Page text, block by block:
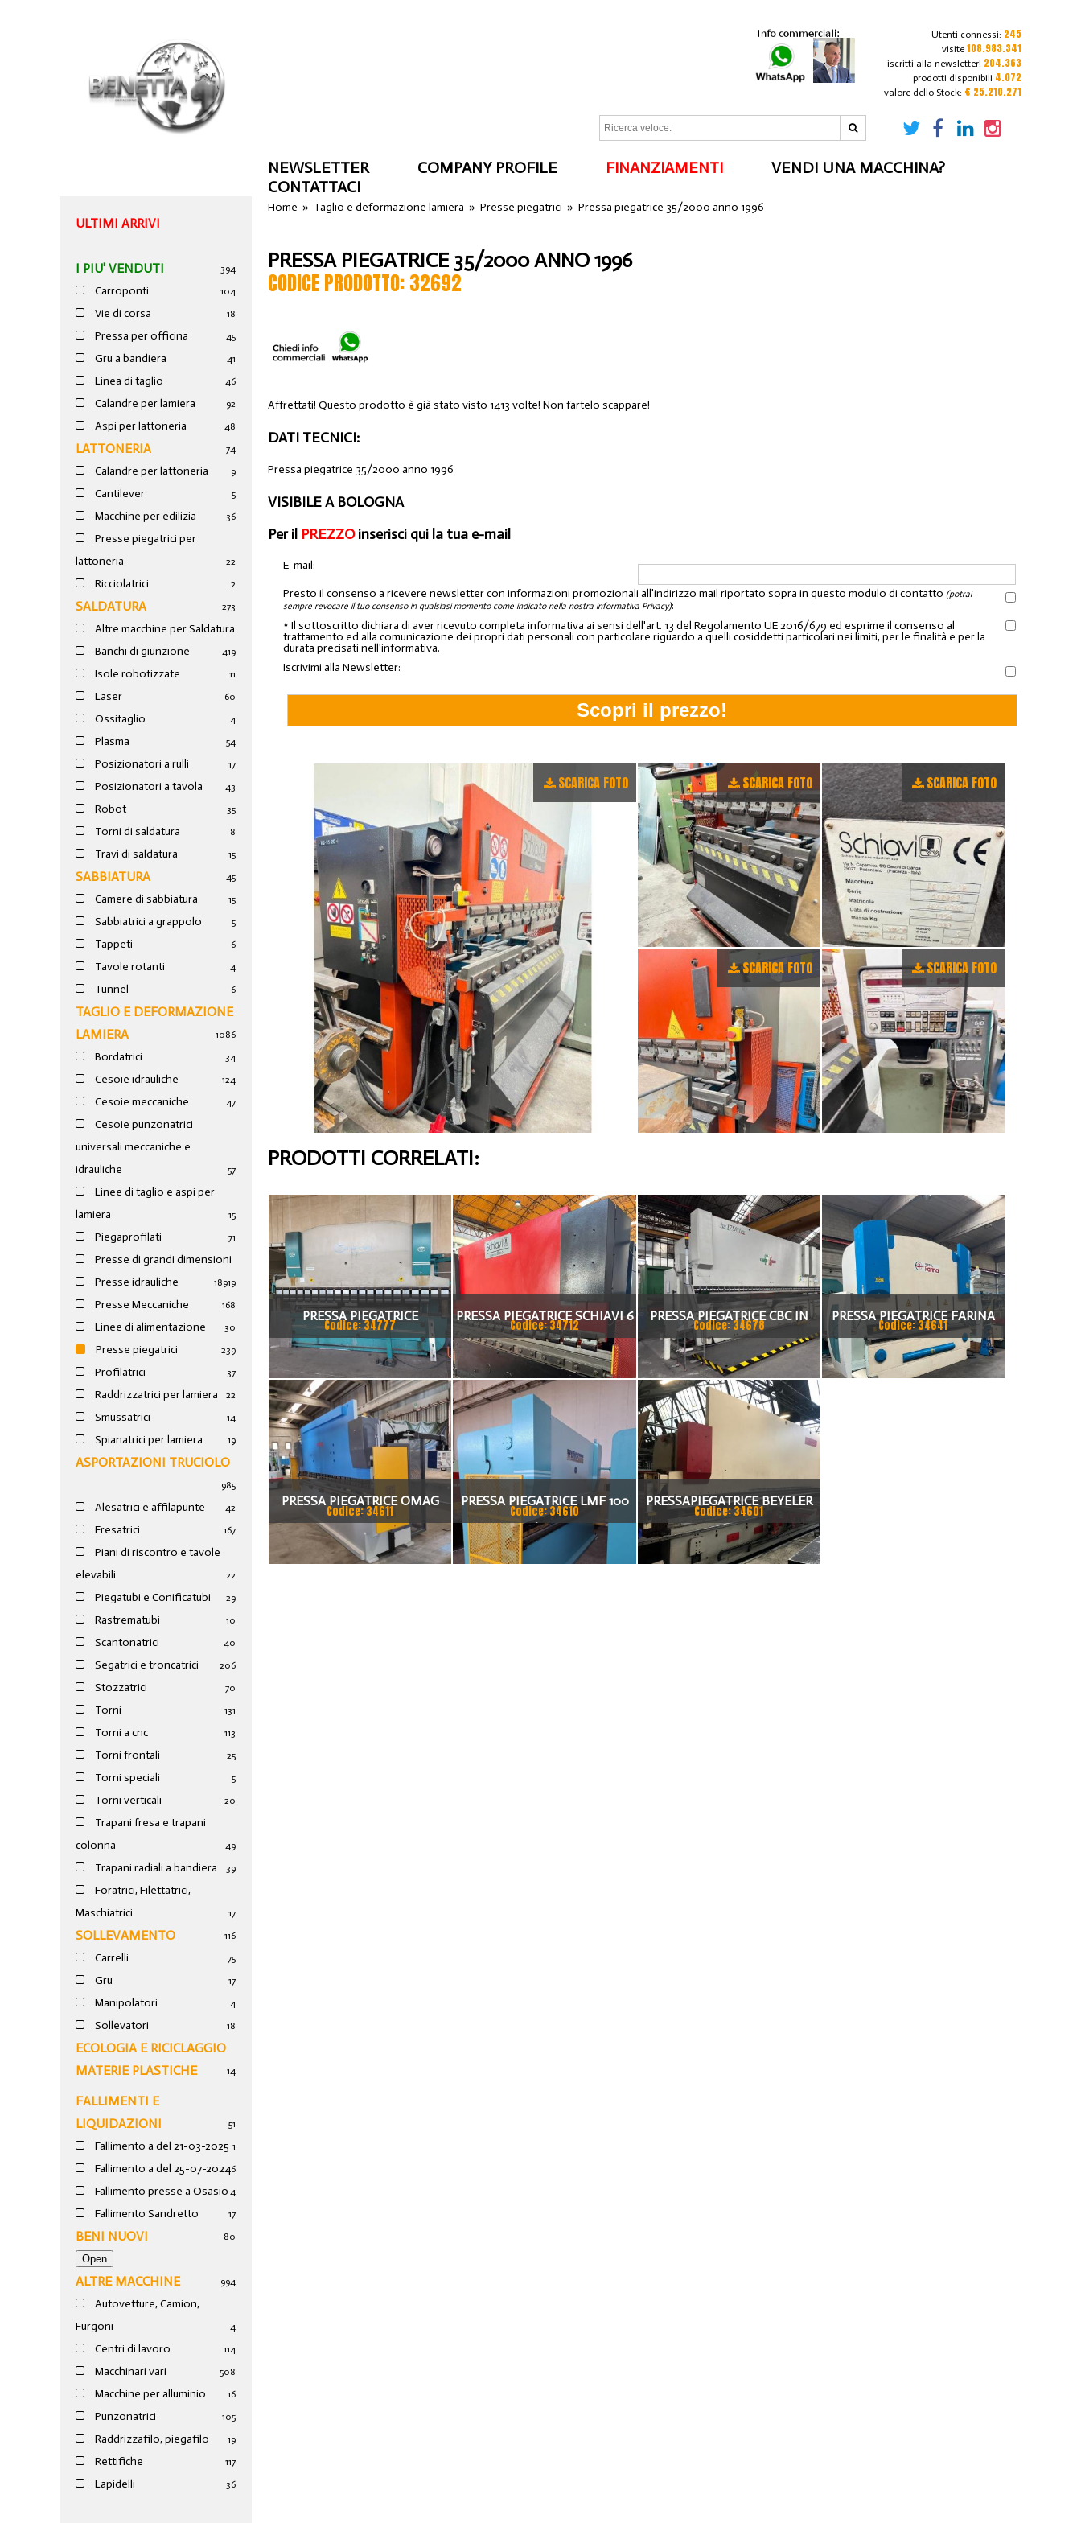
Utenti connessi: 245
visite 108.983.341
iscritti alla newsletter! 204.363
prodotti disponibili 4.072
valore dello Stock: € 25.210.271
NEWSLETTER COMPANY PROFILE FINANZIAMENTI
VENDI UNA MACCHINA?
CONTATTACI
ULTIMI ARRIVI
I PIU' VENDUTI 394
Carroponti 104
Vie di corsa 18
Pressa per officina 45
Gru a bandiera 41
Linea di taglio 46
Calandre per lamiera 92
Aspi per lattoneria 48
LATTONERIA 74
Calandre per lattoneria 9
Cantilever 5
Macchine per edilizia 36
Presse piegatrici per
lattoneria
22
Ricciolatrici 2
SALDATURA 273
Altre macchine per Saldatura
19
Banchi di giunzione 4
Isole robotizzate 11
Laser 60
Ossitaglio 4
Plasma 54
Posizionatori a rulli 17
Posizionatori a tavola 43
Robot 35
Torni di saldatura 8
Travi di saldatura 15
SABBIATURA 45
Camere di sabbiatura 15
Sabbiatrici a grappolo 5
Tappeti 6
Tavole rotanti 4
Tunnel 6
TAGLIO E DEFORMAZIONE
LAMIERA
1086
Bordatrici 34
Cesoie idrauliche 124
Cesoie meccaniche 47
Cesoie punzonatrici
universali meccaniche e
idrauliche
57
Linee di taglio e aspi per
lamiera
15
Piegaprofilati 71
Presse di grandi dimensioni
19
Presse idrauliche 189
Presse Meccaniche 168
Linee di alimentazione 30
Presse piegatrici 239
Profilatrici 37
Raddrizzatrici per lamiera 22
Smussatrici 14
Spianatrici per lamiera 19
ASPORTAZIONI TRUCIOLO
985
Alesatrici e affilapunte 42
Fresatrici 167
Piani di riscontro e tavole
elevabili
22
Piegatubi e Conificatubi 29
Rastrematubi 10
Scantonatrici 40
Segatrici e troncatrici 206
Stozzatrici 70
Torni 131
Torni a cnc 113
Torni frontali 25
Torni speciali 5
Torni verticali 20
Trapani fresa e trapani
colonna
49
Trapani radiali a bandiera 39
Foratrici, Filettatrici,
Maschiatrici
17
SOLLEVAMENTO 116
Carrelli 75
Gru 17
Manipolatori 4
Sollevatori 18
ECOLOGIA E RICICLAGGIO
MATERIE PLASTICHE
14
FALLIMENTI E
LIQUIDAZIONI
51
Fallimento a del 21-03-2025 1
Fallimento a del 25-07-20246
Fallimento presse a Osasio 4
Fallimento Sandretto 17
BENI NUOVI 80
ALTRE MACCHINE 994
Autovetture, Camion,
Furgoni
4
Centri di lavoro 114
Macchinari vari 508
Macchine per alluminio 16
Punzonatrici 105
Raddrizzafilo, piegafilo 19
Rettifiche 117
Lapidelli 36
Home » Taglio e deformazione lamiera »Presse piegatrici »Pressa piegatrice 35/2000 anno 1996
PRESSA PIEGATRICE 35/2000 ANNO 1996
CODICE PRODOTTO: 32692
Affrettati! Questo prodotto è già stato visto 1413 volte! Non fartelo scappare!
DATI TECNICI:
Pressa piegatrice 35/2000 anno 1996
VISIBILE A BOLOGNA
Per il PREZZOinserisci qui la tua e-mail
E-mail:
Presto il consenso a ricevere newsletter con informazioni promozionali all'indirizzo mail riportato sopra in questo modulo di contatto (potrai
sempre revocare il tuo consenso in qualsiasi momento come indicato nella nostra informativa Privacy):
* Il sottoscritto dichiara di aver ricevuto completa informativa ai sensi dell'art. 13 del Regolamento UE 2016/679 ed esprime il consenso al
trattamento ed alla comunicazione dei propri dati personali con particolare riguardo a quelli cosiddetti particolari nei limiti, per le finalità e per la
durata precisati nell'informativa.
Iscrivimi alla Newsletter:
SCARICA FOTO SCARICA FOTO SCARICA FOTO
SCARICA FOTO SCARICA FOTO
PRODOTTI CORRELATI:
PRESSA PIEGATRICE
VIMERCATI 80X4175
Codice: 34777
PRESSA PIEGATRICE SCHIAVI 6
ASSI 3000 X 100 TON
Codice: 34712
PRESSA PIEGATRICE CBC IN
TANDEM
Codice: 34678
PRESSA PIEGATRICE FARINA
3000 X 130 TON
Codice: 34641
PRESSA PIEGATRICE OMAG
EPB 10036100 TON X 4MT
Codice: 34611
PRESSA PIEGATRICE LMF 100
TON. / 4100MM
Codice: 34610
PRESSAPIEGATRICE BEYELER
DEL 2002 A CNC 7.200 MM X
200 TON
Codice: 34601